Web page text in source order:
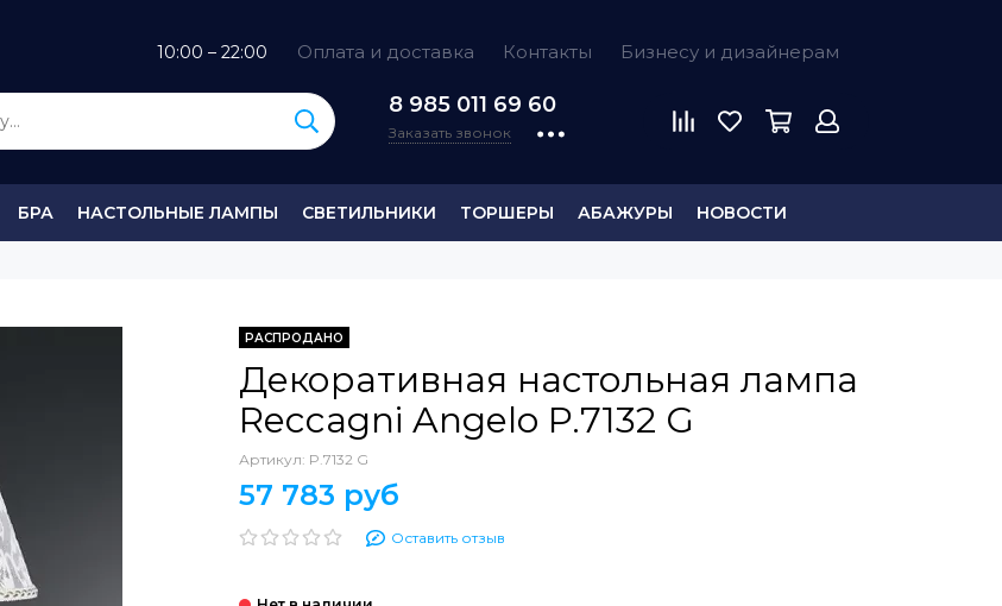
10:00 – 22:00 Оплата и доставка Контакты Бизнесу и дизайнерам
8 985 011 69 60
Заказать звонок
БРА НАСТОЛЬНЫЕ ЛАМПЫ СВЕТИЛЬНИКИ ТОРШЕРЫ АБАЖУРЫ НОВОСТИ
РАСПРОДАНО
Декоративная настольная лампа
Reccagni Angelo P.7132 G
Артикул: P.7132 G
57 783 руб
Оставить отзыв